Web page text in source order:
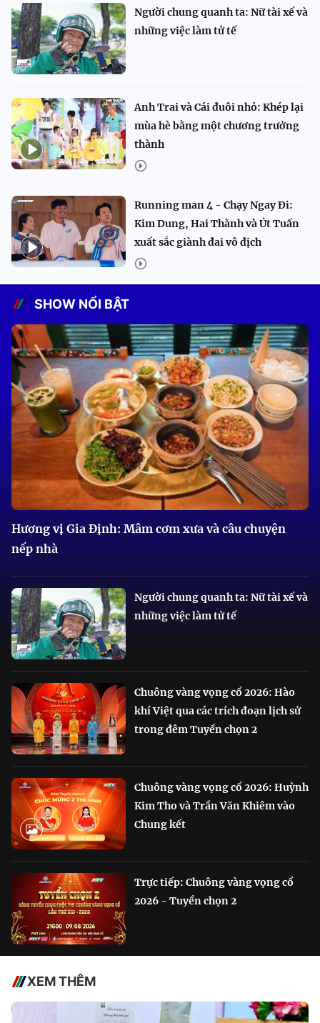
Người chung quanh ta: Nữ tài xế và
những việc làm tử tế
Anh Trai và Cái đuôi nhỏ: Khép lại
mùa hè bằng một chương trưởng
thành
Running man 4 - Chạy Ngay Đi:
Kim Dung, Hai Thành và Út Tuấn
xuất sắc giành đai vô địch
SHOW NỔI BẬT
Hương vị Gia Định: Mâm cơm xưa và câu chuyện
nếp nhà
Người chung quanh ta: Nữ tài xế và
những việc làm tử tế
Chuông vàng vọng cổ 2026: Hào
khí Việt qua các trích đoạn lịch sử
trong đêm Tuyển chọn 2
Chuông vàng vọng cổ 2026: Huỳnh
Kim Tho và Trần Văn Khiêm vào
Chung kết
Trực tiếp: Chuông vàng vọng cổ
2026 - Tuyển chọn 2
XEM THÊM